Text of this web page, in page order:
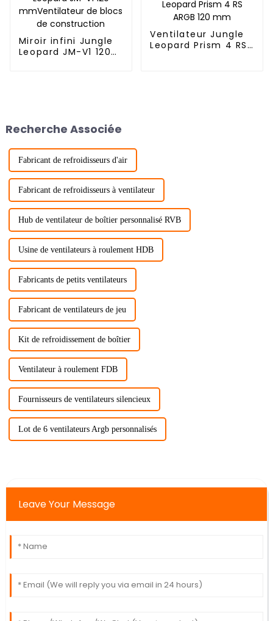
Miroir infini Jungle
Leopard JM-V1 120
Ventilateur Jungle
Leopard Prism 4 RS
Recherche Associée
Fabricant de refroidisseurs d'air
Fabricant de refroidisseurs à ventilateur
Hub de ventilateur de boîtier personnalisé RVB
Usine de ventilateurs à roulement HDB
Fabricants de petits ventilateurs
Fabricant de ventilateurs de jeu
Kit de refroidissement de boîtier
Ventilateur à roulement FDB
Fournisseurs de ventilateurs silencieux
Lot de 6 ventilateurs Argb personnalisés
Leave Your Message